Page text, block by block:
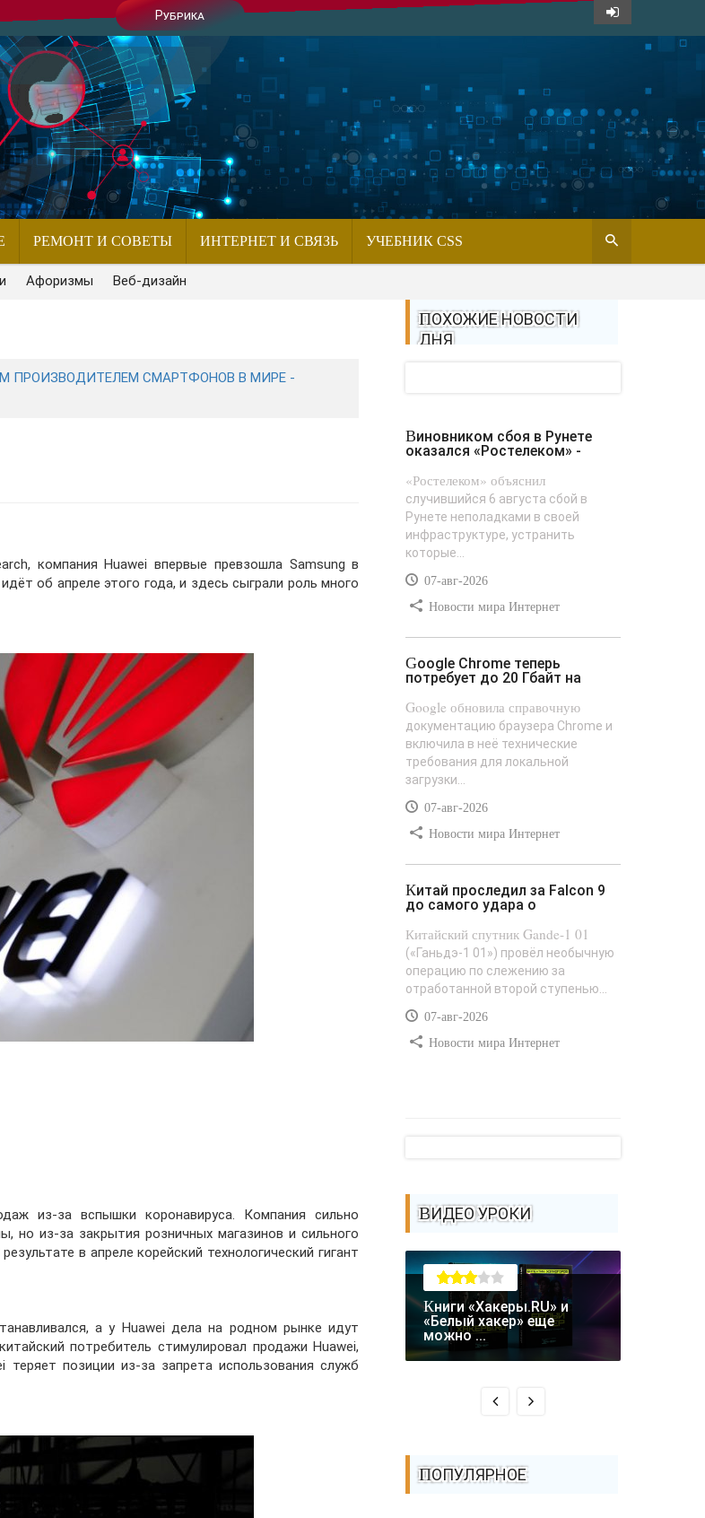
Рубрика
РЕМОНТ И СОВЕТЫ ИНТЕРНЕТ И СВЯЗЬ УЧЕБНИК CSS
Афоризмы Веб-дизайн
ПРОИЗВОДИТЕЛЕМ СМАРТФОНОВ В МИРЕ -
компания Huawei впервые превзошла Samsung в
об апреле этого года, и здесь сыграли роль много
из-за вспышки коронавируса. Компания сильно
но из-за закрытия розничных магазинов и сильного
в апреле корейский технологический гигант
а у Huawei дела на родном рынке идут
потребитель стимулировал продажи Huawei,
теряет позиции из-за запрета использования служб
ПОХОЖИЕ НОВОСТИ
ДНЯ
Виновником сбоя в Рунете
оказался «Ростелеком» -
«Ростелеком» объяснил
случившийся 6 августа сбой в
Рунете неполадками в своей
инфраструктуре, устранить
которые...
07-авг-2026
Новости мира Интернет
Google Chrome теперь
потребует до 20 Гбайт на
Google обновила справочную
документацию браузера Chrome и
включила в неё технические
требования для локальной
загрузки...
07-авг-2026
Новости мира Интернет
Китай проследил за Falcon 9
до самого удара о
Китайский спутник Gande-1 01
(«Ганьдэ-1 01») провёл необычную
операцию по слежению за
отработанной второй ступенью...
07-авг-2026
Новости мира Интернет
ВИДЕО УРОКИ
Книги «Хакеры.RU» и
«Белый хакер» еще
можно ...
ПОПУЛЯРНОЕ